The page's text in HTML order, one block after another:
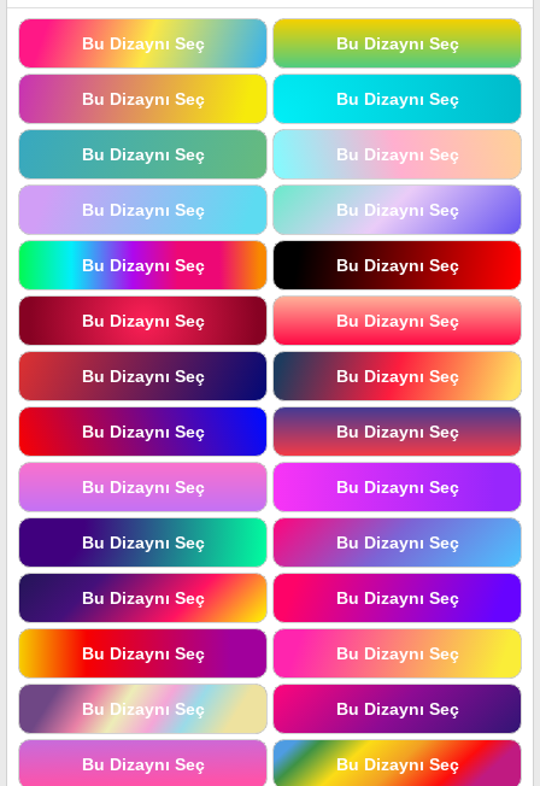
Bu Dizaynı Seç Bu Dizaynı Seç
Bu Dizaynı Seç Bu Dizaynı Seç
Bu Dizaynı Seç Bu Dizaynı Seç
Bu Dizaynı Seç Bu Dizaynı Seç
Bu Dizaynı Seç Bu Dizaynı Seç
Bu Dizaynı Seç Bu Dizaynı Seç
Bu Dizaynı Seç Bu Dizaynı Seç
Bu Dizaynı Seç Bu Dizaynı Seç
Bu Dizaynı Seç Bu Dizaynı Seç
Bu Dizaynı Seç Bu Dizaynı Seç
Bu Dizaynı Seç Bu Dizaynı Seç
Bu Dizaynı Seç Bu Dizaynı Seç
Bu Dizaynı Seç Bu Dizaynı Seç
Bu Dizaynı Seç Bu Dizaynı Seç